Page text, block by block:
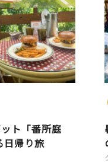
ト「番所庭
日帰り旅